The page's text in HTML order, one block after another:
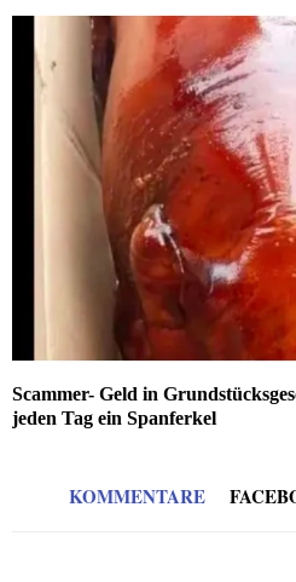
Scammer- Geld in
jeden Tag ein Spanferkel
KOMMENTARE